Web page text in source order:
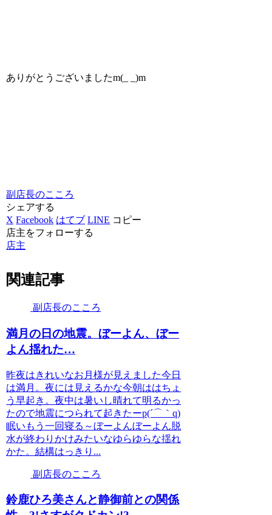
ありがとうございましたm(_ _)m
副店長のこころ
シェアする
X Facebook はてブ LINE コピー
店主をフォローする
店主
関連記事
副店長のこころ
満月の日の地震。ぼーよん、ぼー
よん揺れた…
昨夜はきれいなお月様が見えました今日
は満月。夜には見えるかな今朝ははちょ
う早起き。夜中は暑いし晴れて明るかっ
たので地震につられて起きたーp(´⌒｀q)
眠いもう一回寝る～ぼーよんぼーよん脱
水が終わりかけみたいなゆらゆらな揺れ
かた。結構はっきり...
副店長のこころ
鈴鹿ひろ美さんと静御前との関係